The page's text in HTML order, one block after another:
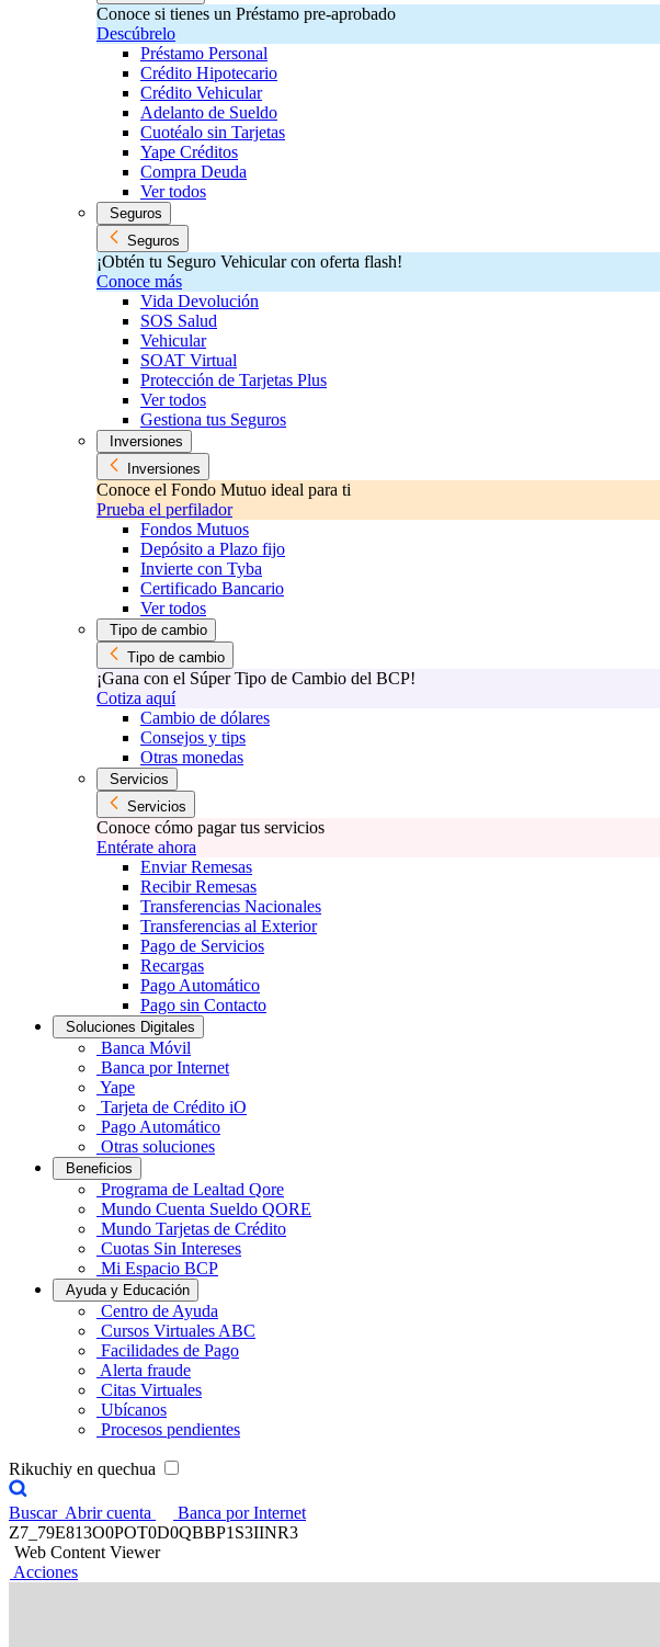
Conoce si tienes un Préstamo pre-aprobado
Descúbrelo
Préstamo Personal
Crédito Hipotecario
Crédito Vehicular
Adelanto de Sueldo
Cuotéalo sin Tarjetas
Yape Créditos
Compra Deuda
Ver todos
Seguros
Seguros
¡Obtén tu Seguro Vehicular con oferta flash!
Conoce más
Vida Devolución
SOS Salud
Vehicular
SOAT Virtual
Protección de Tarjetas Plus
Ver todos
Gestiona tus Seguros
Inversiones
Inversiones
Conoce el Fondo Mutuo ideal para ti
Prueba el perfilador
Fondos Mutuos
Depósito a Plazo fijo
Invierte con Tyba
Certificado Bancario
Ver todos
Tipo de cambio
Tipo de cambio
¡Gana con el Súper Tipo de Cambio del BCP!
Cotiza aquí
Cambio de dólares
Consejos y tips
Otras monedas
Servicios
Servicios
Conoce cómo pagar tus servicios
Entérate ahora
Enviar Remesas
Recibir Remesas
Transferencias Nacionales
Transferencias al Exterior
Pago de Servicios
Recargas
Pago Automático
Pago sin Contacto
Soluciones Digitales
Banca Móvil
Banca por Internet
Yape
Tarjeta de Crédito iO
Pago Automático
Otras soluciones
Beneficios
Programa de Lealtad Qore
Mundo Cuenta Sueldo QORE
Mundo Tarjetas de Crédito
Cuotas Sin Intereses
Mi Espacio BCP
Ayuda y Educación
Centro de Ayuda
Cursos Virtuales ABC
Facilidades de Pago
Alerta fraude
Citas Virtuales
Ubícanos
Procesos pendientes
Rikuchiy en quechua
Buscar Abrir cuenta
Banca por Internet
Z7_79E813O0POT0D0QBBP1S3IINR3
Web Content Viewer
Acciones